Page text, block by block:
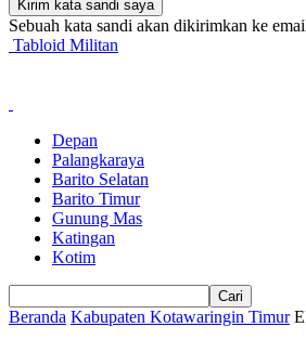
Sebuah kata sandi akan dikirimkan ke
Tabloid Militan
Depan
Palangkaraya
Barito Selatan
Barito Timur
Gunung Mas
Katingan
Kotim
Beranda Kabupaten Kotawaringin Timur